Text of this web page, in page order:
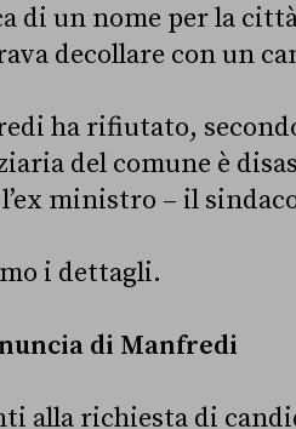
di un nome per la
decollare con un
ha rifiutato,
del comune è
ministro – il
i dettagli.
di Manfredi
alla richiesta di